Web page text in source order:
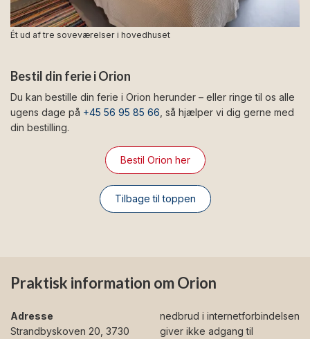
Ét ud af tre soveværelser i hovedhuset
Bestil din ferie i Orion
Du kan bestille din ferie i Orion herunder – eller ringe til os alle
ugens dage på +45 56 95 85 66 , så hjælper vi dig gerne med
din bestilling.
Bestil Orion her
Tilbage til toppen
Praktisk information om Orion
Adresse
Strandbyskoven 20, 3730
nedbrud i internetforbindelsen
giver ikke adgang til